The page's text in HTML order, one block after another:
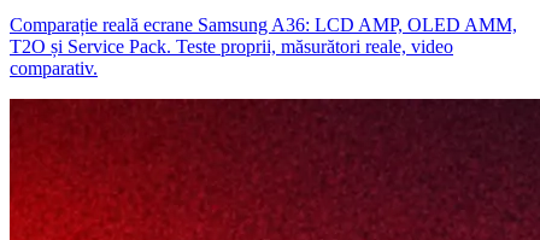
Comparație reală ecrane Samsung A36: LCD AMP, OLED AMM,
T2O și Service Pack. Teste proprii, măsurători reale, video
comparativ.